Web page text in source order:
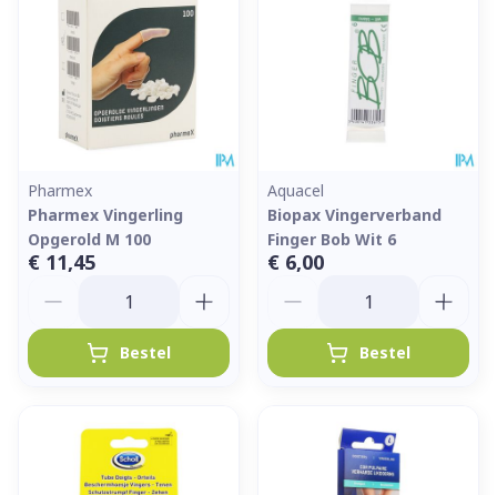
Pharmex
Pharmex Vingerling
Opgerold M 100
€ 11,45
Bestel
Aquacel
Biopax Vingerverband
Finger Bob Wit 6
€ 6,00
Bestel